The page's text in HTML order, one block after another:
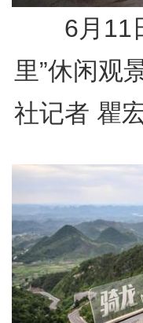
6月11日
里”休闲观
社记者 瞿